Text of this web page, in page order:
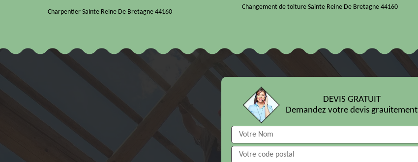
Charpentier Sainte Reine De Bretagne 44160
Changement de toiture Sainte Reine De Bretagne 44160
DEVIS GRATUIT
Demandez votre devis grauitement